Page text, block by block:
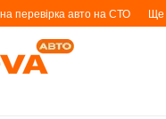
перевірка авто на СТО Ще